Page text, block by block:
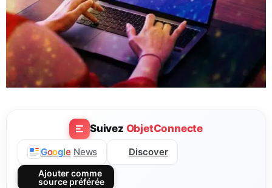
Suivez ObjetConnecte
Google News Discover
Ajouter comme
source préférée